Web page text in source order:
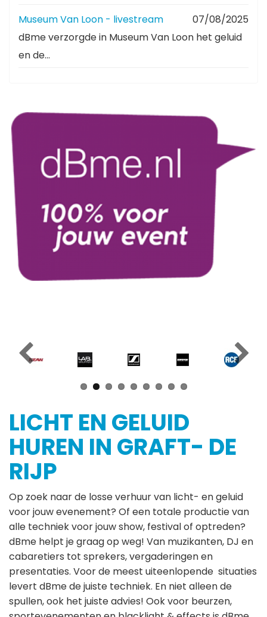
Museum Van Loon - livestream
07/08/2025
dBme verzorgde in Museum Van Loon het geluid
en de...
LICHT EN GELUID
HUREN IN GRAFT- DE
RIJP
Op zoek naar de losse verhuur van licht- en geluid
voor jouw evenement? Of een totale productie van
alle techniek voor jouw show, festival of optreden?
dBme helpt je graag op weg! Van muzikanten, DJ en
cabaretiers tot sprekers, vergaderingen en
presentaties. Voor de meest uiteenlopende situaties
levert dBme de juiste techniek. En niet alleen de
spullen, ook het juiste advies! Ook voor beurzen,